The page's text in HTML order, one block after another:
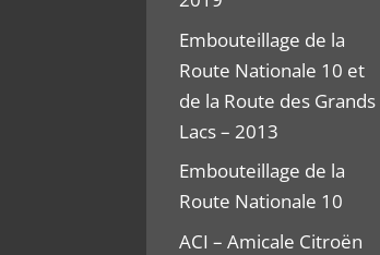
Embouteillage de la
Route Nationale 10 et
de la Route des Grands
Lacs – 2013
Embouteillage de la
Route Nationale 10
ACI – Amicale Citroën